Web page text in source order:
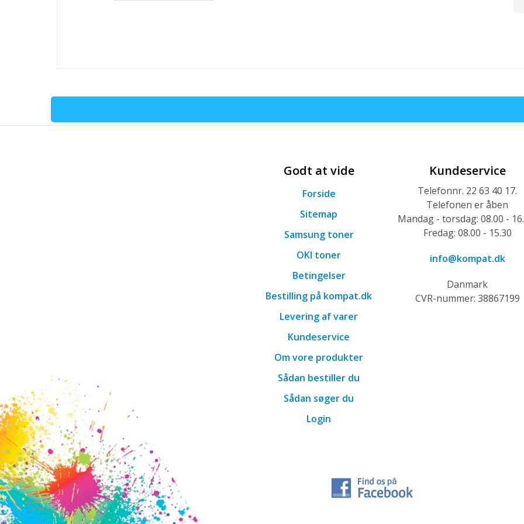
Godt at vide
Forside
Sitemap
Samsung toner
OKI toner
Betingelser
Bestilling på kompat.dk
Levering af varer
Kundeservice
Om vore produkter
Sådan bestiller du
Sådan søger du
Login
Kundeservice
Telefonnr. 22 63 40 17.
Telefonen er åben
Mandag - torsdag: 08.00 -
Fredag: 08.00 - 15.30
info@kompat.dk
Danmark
CVR-nummer: 38867199